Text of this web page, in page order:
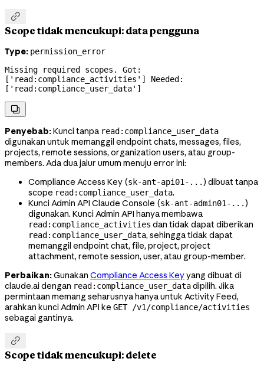

Scope tidak mencukupi: data pengguna
Type: permission_error
Missing required scopes. Got:
['read:compliance_activities'] Needed:
['read:compliance_user_data']

Penyebab:Kunci tanpa read:compliance_user_data
digunakan untuk memanggil endpoint chats, messages, files,
projects, remote sessions, organization users, atau group-
members. Ada dua jalur umum menuju error ini:
Compliance Access Key (sk-ant-api01-... ) dibuat tanpa
scope read:compliance_user_data.
Kunci Admin API Claude Console (sk-ant-admin01-... )
digunakan. Kunci Admin API hanya membawa
read:compliance_activities dan tidak dapat diberikan
read:compliance_user_data, sehingga tidak dapat
memanggil endpoint chat, file, project, project
attachment, remote session, user, atau group-member.
Perbaikan:Gunakan Compliance Access Keyyang dibuat di
claude.ai dengan read:compliance_user_datadipilih. Jika
permintaan memang seharusnya hanya untuk Activity Feed,
arahkan kunci Admin API ke GET /v1/compliance/activities
sebagai gantinya.

Scope tidak mencukupi: delete